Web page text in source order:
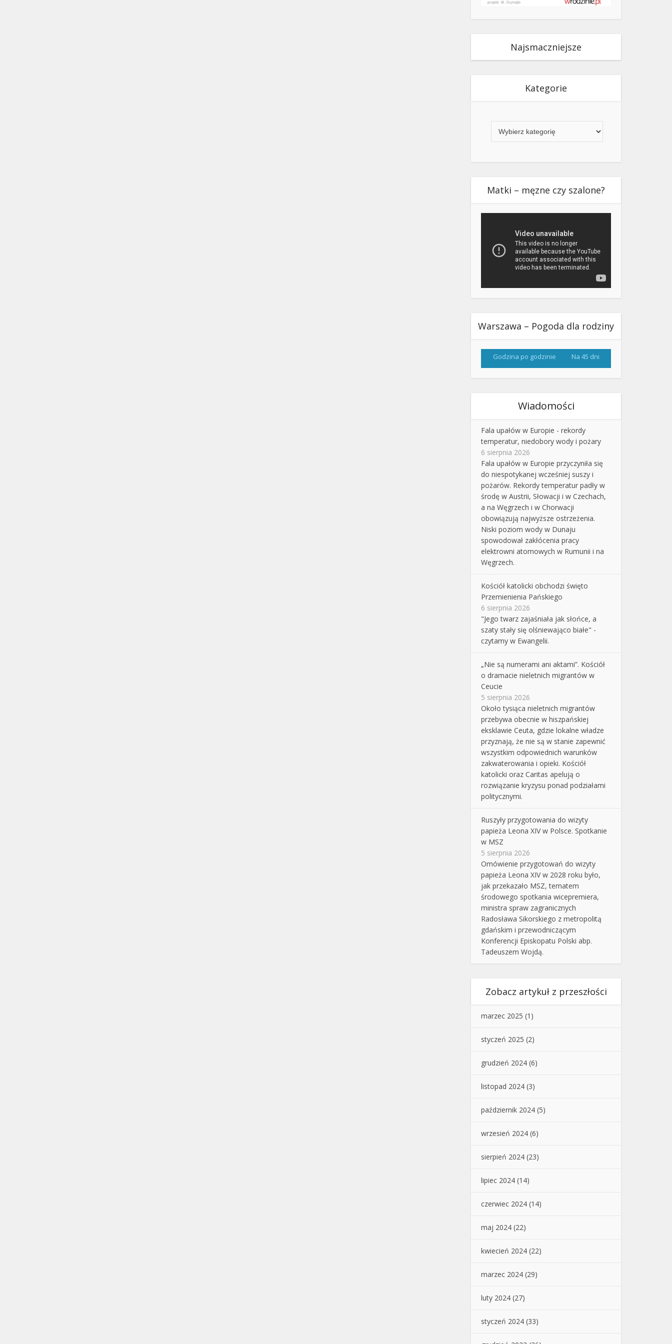
Najsmaczniejsze
Kategorie
Matki – męzne czy szalone?
Warszawa – Pogoda dla rodziny
Godzina po godzinie Na 45 dni
Wiadomości
Fala upałów w Europie - rekordy
temperatur, niedobory wody i pożary
6 sierpnia 2026
Fala upałów w Europie przyczyniła się
do niespotykanej wcześniej suszy i
pożarów. Rekordy temperatur padły w
środę w Austrii, Słowacji i w Czechach,
a na Węgrzech i w Chorwacji
obowiązują najwyższe ostrzeżenia.
Niski poziom wody w Dunaju
spowodował zakłócenia pracy
elektrowni atomowych w Rumunii i na
Węgrzech.
Kościół katolicki obchodzi święto
Przemienienia Pańskiego
6 sierpnia 2026
"Jego twarz zajaśniała jak słońce, a
szaty stały się olśniewająco białe" -
czytamy w Ewangelii.
„Nie są numerami ani aktami”. Kościół
o dramacie nieletnich migrantów w
Ceucie
5 sierpnia 2026
Około tysiąca nieletnich migrantów
przebywa obecnie w hiszpańskiej
eksklawie Ceuta, gdzie lokalne władze
przyznają, że nie są w stanie zapewnić
wszystkim odpowiednich warunków
zakwaterowania i opieki. Kościół
katolicki oraz Caritas apelują o
rozwiązanie kryzysu ponad podziałami
politycznymi.
Ruszyły przygotowania do wizyty
papieża Leona XIV w Polsce. Spotkanie
w MSZ
5 sierpnia 2026
Omówienie przygotowań do wizyty
papieża Leona XIV w 2028 roku było,
jak przekazało MSZ, tematem
środowego spotkania wicepremiera,
ministra spraw zagranicznych
Radosława Sikorskiego z metropolitą
gdańskim i przewodniczącym
Konferencji Episkopatu Polski abp.
Tadeuszem Wojdą.
Zobacz artykuł z przeszłości
marzec 2025 (1)
styczeń 2025 (2)
grudzień 2024 (6)
listopad 2024 (3)
październik 2024 (5)
wrzesień 2024 (6)
sierpień 2024 (23)
lipiec 2024 (14)
czerwiec 2024 (14)
maj 2024 (22)
kwiecień 2024 (22)
marzec 2024 (29)
luty 2024 (27)
styczeń 2024 (33)